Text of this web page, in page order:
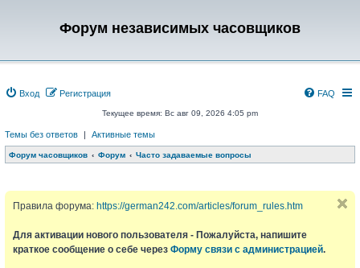
Форум независимых часовщиков
Вход Регистрация FAQ
Текущее время: Вс авг 09, 2026 4:05 pm
Темы без ответов | Активные темы
Форум часовщиков Форум Часто задаваемые вопросы
Правила форума: https://german242.com/articles/forum_rules.htm
Для активации нового пользователя - Пожалуйста, напишите
краткое сообщение о себе через Форму связи с администрацией.